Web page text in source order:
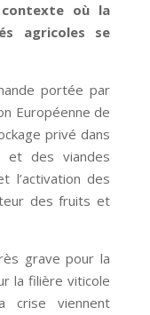
où la
agricoles se
portée par
Européenne de
privé dans
et des viandes
l’activation des
des fruits et
grave pour la
la filière viticole
crise viennent